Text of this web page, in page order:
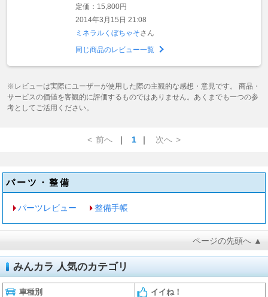
定価：15,800円
2014年3月15日 21:08
ミネラルくぼちゃそさん
同じ商品のレビュー一覧
※レビューは実際にユーザーが使用した際の主観的な感想・意見です。 商品・
サービスの価値を客観的に評価するものではありません。あくまでも一つの参
考としてご活用ください。
< 前へ ｜ 1 ｜ 次へ >
パーツ・整備
パーツレビュー 整備手帳
ページの先頭へ ▲
みんカラ 人気のカテゴリ
車種別 イイね！